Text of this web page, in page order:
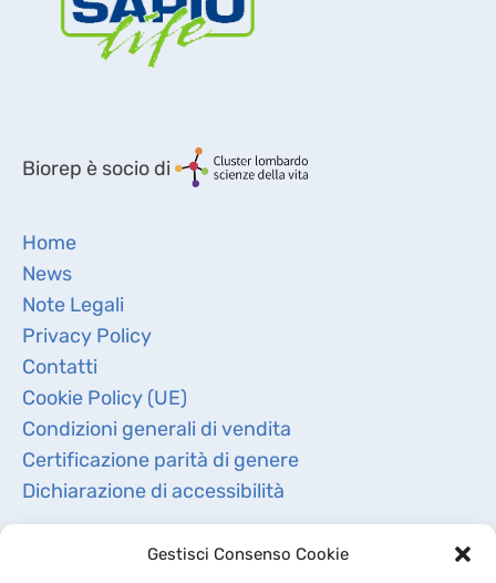
Gestisci Consenso Cookie
Biorep è socio di
Home
News
Note Legali
Privacy Policy
Contatti
Cookie Policy (UE)
Condizioni generali di vendita
Certificazione parità di genere
Dichiarazione di accessibilità